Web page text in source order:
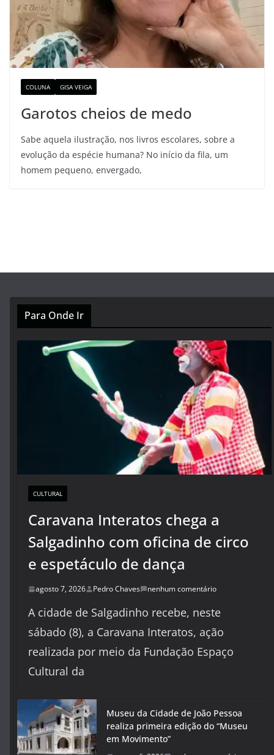
COLUNA GISA VEIGA
Garotos cheios de medo
Sabe aquela ilustração, nos livros escolares, sobre a
evolução da espécie humana? No início da fila, um
homem pequeno, envergado,
Para Onde Ir
CULTURAL
Caravana Interatos chega a
Salgadinho com oficina de circo
e espetáculo de dança
agosto 7, 2026 Pedro Chaves nenhum comentário
A cidade de Salgadinho recebe, neste
sábado (8), a Caravana Interatos, ação
realizada por meio da Fundação Espaço
Cultural da
Museu da Cidade de João Pessoa
realiza primeira edição do “Museu
em Movimento”